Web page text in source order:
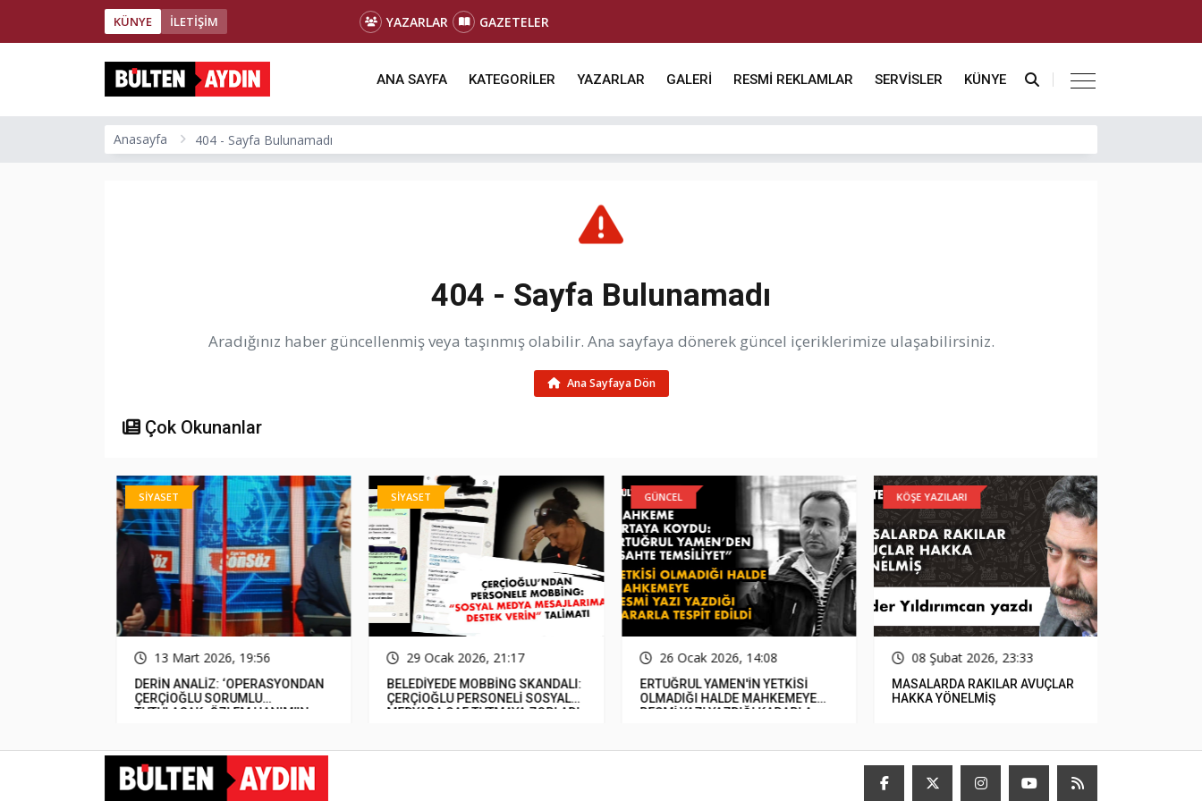
KÜNYE İLETİŞİM YAZARLAR GAZETELER
ANA SAYFA KATEGORİLER YAZARLAR GALERİ RESMİ REKLAMLAR SERVİSLER KÜNYE
Anasayfa 404 - Sayfa Bulunamadı
404 - Sayfa Bulunamadı
Aradığınız haber güncellenmiş veya taşınmış olabilir. Ana sayfaya dönerek güncel içeriklerimize ulaşabilirsiniz.
Ana Sayfaya Dön
Çok Okunanlar
SİYASET
13 Mart 2026, 19:56
DERİN ANALİZ: ‘OPERASYONDAN
ÇERÇİOĞLU SORUMLU
TUTULACAK. ÖZLEM HANIM’IN
SİYASET
29 Ocak 2026, 21:17
BELEDİYEDE MOBBİNG SKANDALI:
ÇERÇİOĞLU PERSONELİ SOSYAL
MEDYADA SAF TUTMAYA ZORLADI
GÜNCEL
26 Ocak 2026, 14:08
ERTUĞRUL YAMEN'İN YETKİSİ
OLMADIĞI HALDE MAHKEMEYE
RESMİ YAZI YAZDIĞI KARARLA
KÖŞE YAZILARI
08 Şubat 2026, 23:33
MASALARDA RAKILAR AVUÇLAR
HAKKA YÖNELMİŞ